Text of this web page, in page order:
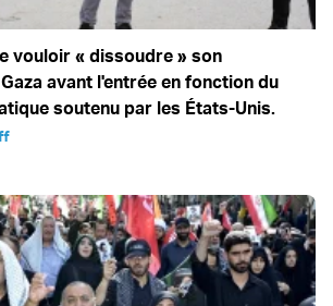
vouloir « dissoudre » son
avant l'entrée en fonction du
soutenu par les États-Unis.